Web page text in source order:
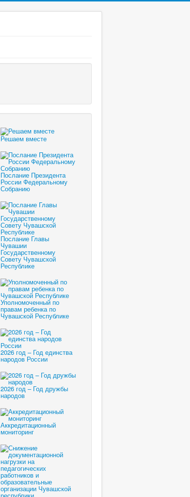
Решаем вместе
Послание Президента
России Федеральному
Собранию
Послание Главы
Чувашии
Государственному
Совету Чувашской
Республике
Уполномоченный по
правам ребенка по
Чувашской Республике
2026 год – Год единства
народов России
2026 год – Год дружбы
народов
Аккредитационный
мониторинг